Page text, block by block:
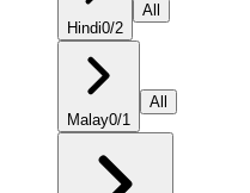
Hindi0/2
All
Malay0/1
All